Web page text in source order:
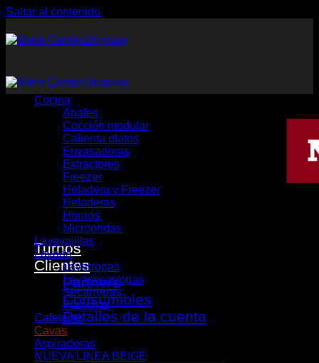
Saltar al contenido
Turnos
Clientes
Partners
Consumibles
Detalles de la cuenta
Cocina
Anafes
Cocción modular
Calienta platos
Envasadoras
Extractores
Freezer
Heladera y Freezer
Heladeras
Hornos
Microondas
Lavavajillas
Lavado
Lavarropas
Lavasecarropas
Secarropas
Planchas
Cafeteras
Cavas
Aspiradoras
NUEVA LINEA BEIGE